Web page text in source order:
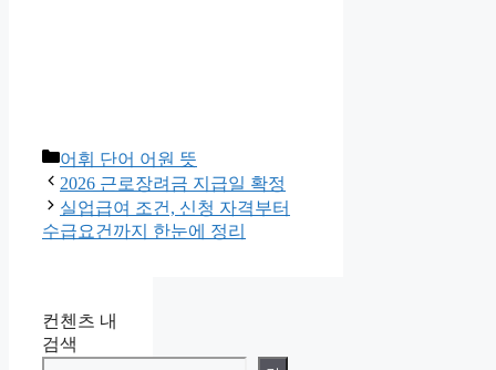
카
테
고
리
어휘 단어 어원 뜻
2026 근로장려금 지급일 확정
실업급여 조건, 신청 자격부터
수급요건까지 한눈에 정리
컨첸츠 내
검색